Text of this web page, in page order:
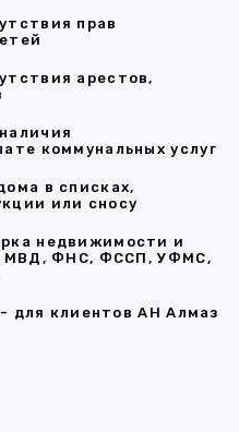
прав
арестов,
коммунальных услуг
в списках,
или сносу
недвижимости и
МВД, ФНС, ФССП, УФМС,
для клиентов АН Алмаз